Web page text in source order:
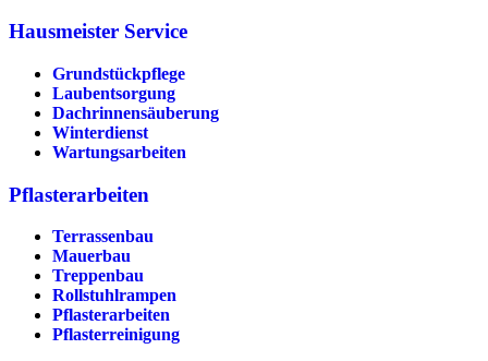
Hausmeister Service
Grundstückpflege
Laubentsorgung
Dachrinnen­säuberung
Winterdienst
Wartungsarbeiten
Pflasterarbeiten
Terrassenbau
Mauerbau
Treppenbau
Rollstuhlrampen
Pflasterarbeiten
Pflasterreinigung